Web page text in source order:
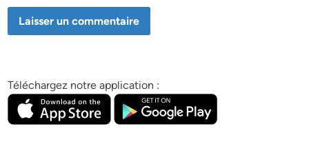
Téléchargez notre application :